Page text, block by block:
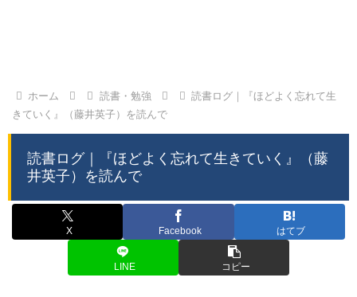
ホーム 読書・勉強
読書ログ｜『ほどよく忘れて生
きていく』（藤井英子）を読んで
読書ログ｜『ほどよく忘れて生きていく』（藤
井英子）を読んで
X Facebook はてブ
LINE コピー